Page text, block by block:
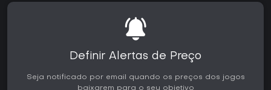
Definir Alertas de Preço
Seja notificado por email quando os preços dos jogos
baixarem para o seu objetivo